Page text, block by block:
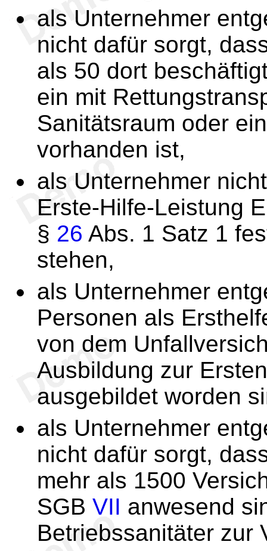
als Unternehmer
nicht dafür sorgt,
als 50 dort
ein mit
Sanitätsraum oder
vorhanden ist,
als Unternehmer
Erste-Hilfe-Leistung
§ 26 Abs. 1 Satz 1
stehen,
als Unternehmer
Personen als
von dem
Ausbildung zur
ausgebildet worden
als Unternehmer
nicht dafür sorgt,
mehr als 1500
SGB VII anwesend
Betriebssanitäter zur